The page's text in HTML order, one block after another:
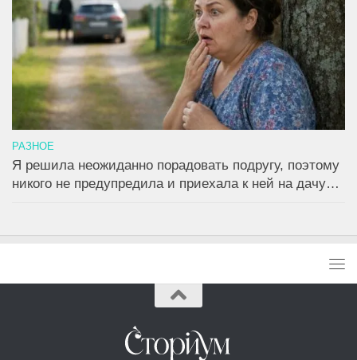
РАЗНОЕ
Я решила неожиданно порадовать подругу, поэтому
никого не предупредила и приехала к ней на дачу…